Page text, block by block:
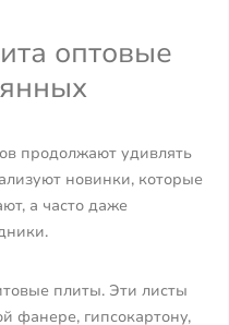
оптовые
продолжают удивлять
новинки, которые
а часто даже
плиты. Эти листы
фанере, гипсокартону,